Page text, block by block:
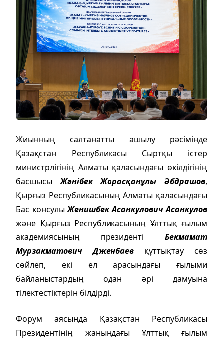
Жиынның салтанатты ашылу рәсімінде
Қазақстан Республикасы Сыртқы істер
министрлігінің Алматы қаласындағы өкілдігінің
басшысыЖәнібек Жарасқанұлы Әбдрашов,
Қырғыз Республикасының Алматы қаласындағы
Бас консулыЖенишбек Асанкулович Асанкулов
және Қырғыз Республикасының Ұлттық ғылым
академиясының президенті Бекмамат
Мурзакматович Дженбаев құттықтау сөз
сөйлеп, екі ел арасындағы ғылыми
байланыстардың одан әрі дамуына
тілектестіктерін білдірді.
Форум аясында Қазақстан Республикасы
Президентінің жанындағы Ұлттық ғылым